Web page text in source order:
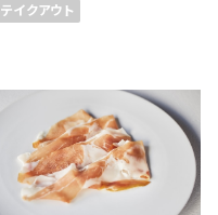
テイクアウト